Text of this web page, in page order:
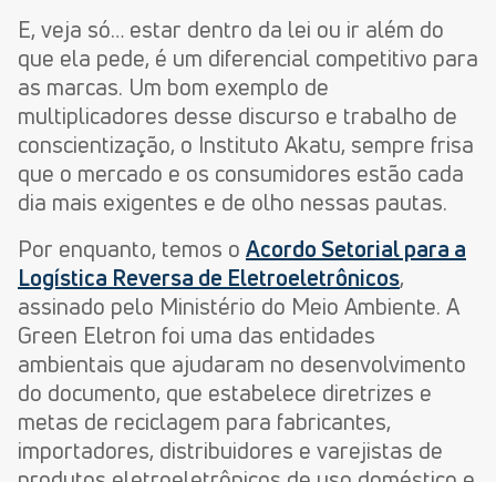
E, veja só… estar dentro da lei ou ir além do
que ela pede, é um diferencial competitivo para
as marcas. Um bom exemplo de
multiplicadores desse discurso e trabalho de
conscientização, o Instituto Akatu, sempre frisa
que o mercado e os consumidores estão cada
dia mais exigentes e de olho nessas pautas.
Por enquanto, temos o Acordo Setorial para a
Logística Reversa de Eletroeletrônicos,
assinado pelo Ministério do Meio Ambiente. A
Green Eletron foi uma das entidades
ambientais que ajudaram no desenvolvimento
do documento, que estabelece diretrizes e
metas de reciclagem para fabricantes,
importadores, distribuidores e varejistas de